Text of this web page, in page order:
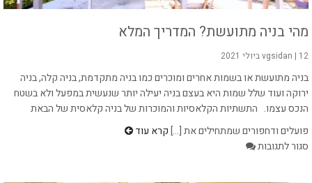
מהי בניה מתועשת? המדריך המלא
vgsidan | 12 ביולי 2021
בניה מתועשת או בשמות אחרים ומוכרים כמו בניה מתקדמת, בניה קלה, בניה
ירוקה ועוד שלל שמות היא בעצם בניה יעילה יותר שנעשית במפעל ולא בשטח
הנכס עצמו. התשתיות הקלאסיות והמוכרות של בניה קלאסית של הבאת
פועלים ודחפורים שמתחילים את [...]קרא עוד
סגור לתגובותעל